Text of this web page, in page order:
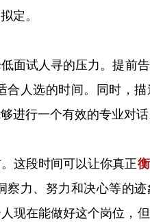
定。
面试人寻的压力。提前
人选的时间。同时，
进行一个有效的专业对话
这段时间可以让你真正
力、努力和决心等的
现在能做好这个岗位，